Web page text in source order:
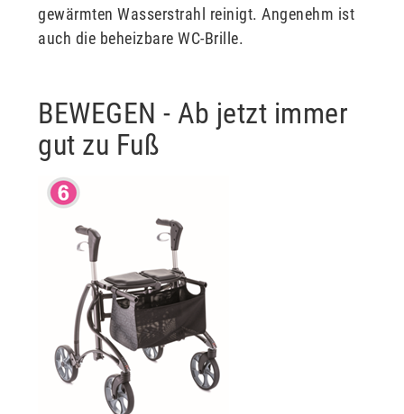
gewärmten Wasserstrahl reinigt. Angenehm ist
auch die beheizbare WC-Brille.
BEWEGEN - Ab jetzt immer
gut zu Fuß